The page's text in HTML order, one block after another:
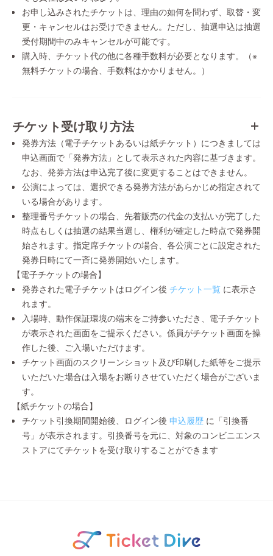
お申し込みされたチケットは、理由の如何を問わず、取替・変
更・キャンセルはお受けできません。ただし、抽選申込は抽選
受付期間中のみキャンセルが可能です。
購入時、チケット代の他に各種手数料が必要となります。（※
無料チケットの場合、手数料はかかりません。）
チケット受け取り方法
発券方法（電子チケットあるいは紙チケット）につきましては
申込画面で「発券方法」として表示された内容に基づきます。
なお、発券方法は申込完了後に変更することはできません。
公演によっては、選択できる発券方法があらかじめ指定されて
いる場合があります。
整理番号チケットの場合、先着販売の代金の支払いが完了した
時点もしくは抽選の結果当選し、権利が確定した時点で発券開
始されます。指定席チケットの場合、各公演ごとに設定された
発券日時にて一斉に発券開始いたします。
【電子チケットの場合】
発券された電子チケットはログイン後 チケット一覧 に表示さ
れます。
入場時、動作保証環境の端末をご持参いただき、電子チケット
が表示された画面をご提示ください。係員がチケット画面を操
作した後、ご入場いただけます。
チケット画面のスクリーンショット及び印刷した紙等をご提示
いただいた場合は入場をお断りさせていただく場合がございま
す。
【紙チケットの場合】
チケット引換期間開始後、ログイン後 申込履歴 に「引換番
号」が表示されます。引換番号を元に、対象のコンビニエンス
ストアにてチケットを受け取りすることができます